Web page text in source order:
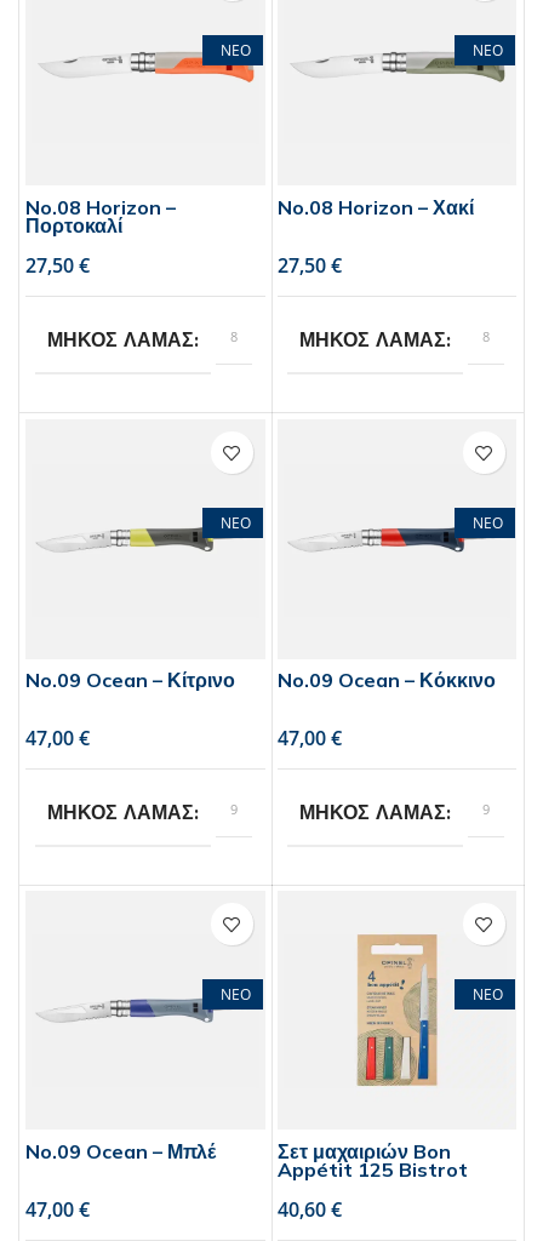
ΝΕΟ
No.08 Horizon –
Πορτοκαλί
€
ΜΗΚΟΣ ΛΑΜΑΣ 8
ΝΕΟ
No.08 Horizon – Χακί
€
ΜΗΚΟΣ ΛΑΜΑΣ 8
ΝΕΟ
No.09 Ocean – Κίτρινο
€
ΜΗΚΟΣ ΛΑΜΑΣ 9
ΝΕΟ
No.09 Ocean – Κόκκινο
€
ΜΗΚΟΣ ΛΑΜΑΣ 9
ΝΕΟ
No.09 Ocean – Μπλέ
€
ΝΕΟ
Σετ μαχαιριών Bon
Appétit 125 Bistrot
€